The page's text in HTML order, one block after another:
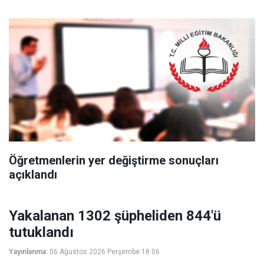
Öğretmenlerin yer değiştirme sonuçları
açıklandı
Yakalanan 1302 şüpheliden 844'ü
tutuklandı
Yayınlanma: 06 Ağustos 2026 Perşembe 18:06